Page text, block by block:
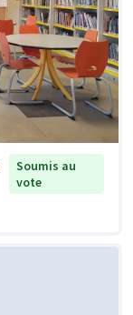
Soumis au
vote